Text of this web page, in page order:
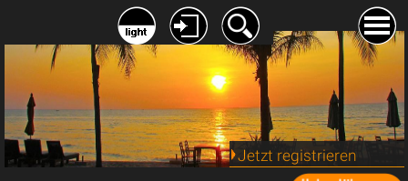
Jetzt registrieren